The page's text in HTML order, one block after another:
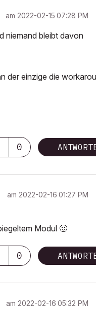
am ‎2022-02-15 07:28 PM
niemand bleibt davon
der einzige die
0
am ‎2022-02-16 01:27 PM
Modul 🙂
0
am ‎2022-02-16 05:32 PM